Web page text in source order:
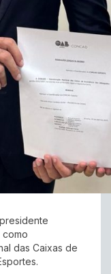
como
das Caixas de